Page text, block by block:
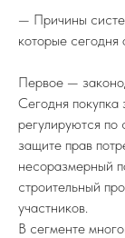
— Причины
которые
Первое —
Сегодня покупка
регулируются
защите прав
несоразмерный
строительный
участников.
В сегменте